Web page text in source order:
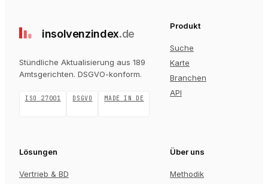
insolvenzindex.de
Stündliche Aktualisierung aus 189
Amtsgerichten. DSGVO-konform.
ISO 27001 DSGVO MADE IN DE
Produkt
Suche
Karte
Branchen
API
Lösungen
Vertrieb & BD
Über uns
Methodik